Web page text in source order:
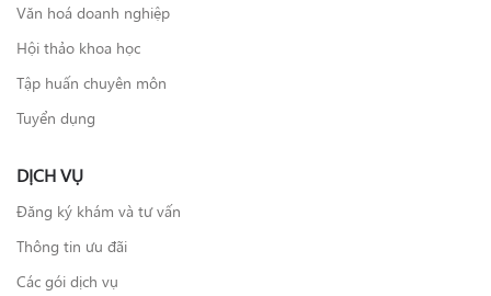
Văn hoá doanh nghiệp
Hội thảo khoa học
Tập huấn chuyên môn
Tuyển dụng
DỊCH VỤ
Đăng ký khám và tư vấn
Thông tin ưu đãi
Các gói dịch vụ